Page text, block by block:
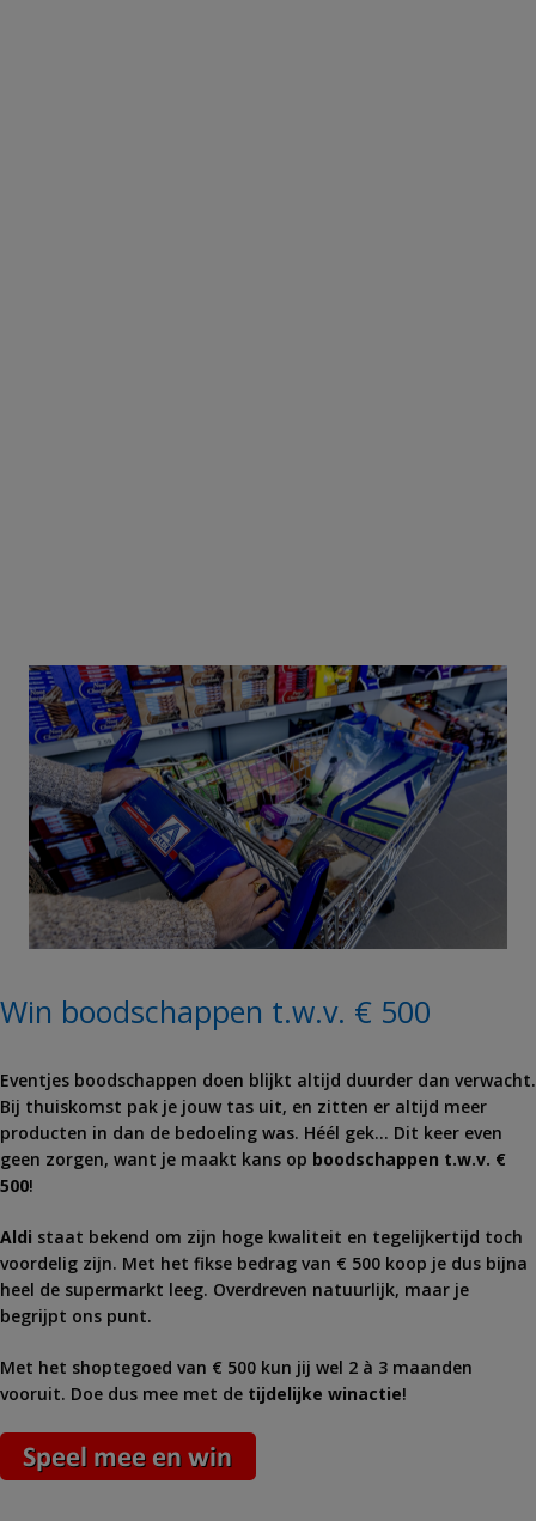
Win boodschappen t.w.v. € 500
Eventjes boodschappen doen blijkt altijd duurder dan verwacht.
Bij thuiskomst pak je jouw tas uit, en zitten er altijd meer
producten in dan de bedoeling was. Héél gek… Dit keer even
geen zorgen, want je maakt kans op boodschappen t.w.v. €
500!
Aldi staat bekend om zijn hoge kwaliteit en tegelijkertijd toch
voordelig zijn. Met het fikse bedrag van € 500 koop je dus bijna
heel de supermarkt leeg. Overdreven natuurlijk, maar je
begrijpt ons punt.
Met het shoptegoed van € 500 kun jij wel 2 à 3 maanden
vooruit. Doe dus mee met de tijdelijke winactie!